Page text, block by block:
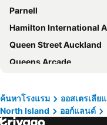
Voco Auckland City Centre By
JetPark Auckland Airport
Parkside Hotel & Apartments
Sudima Auckland Airport
QT Auckland
Ramada Suites by Wyndham
Parnell
Hamilton International
Queen Street Auckland
Queens Arcade
ASB Theatre - Aotea
Auckland Art Gallery Toi o
ค้นหาโรงแรม ออสเตรเลีย
North Island
ออก์แลนด์